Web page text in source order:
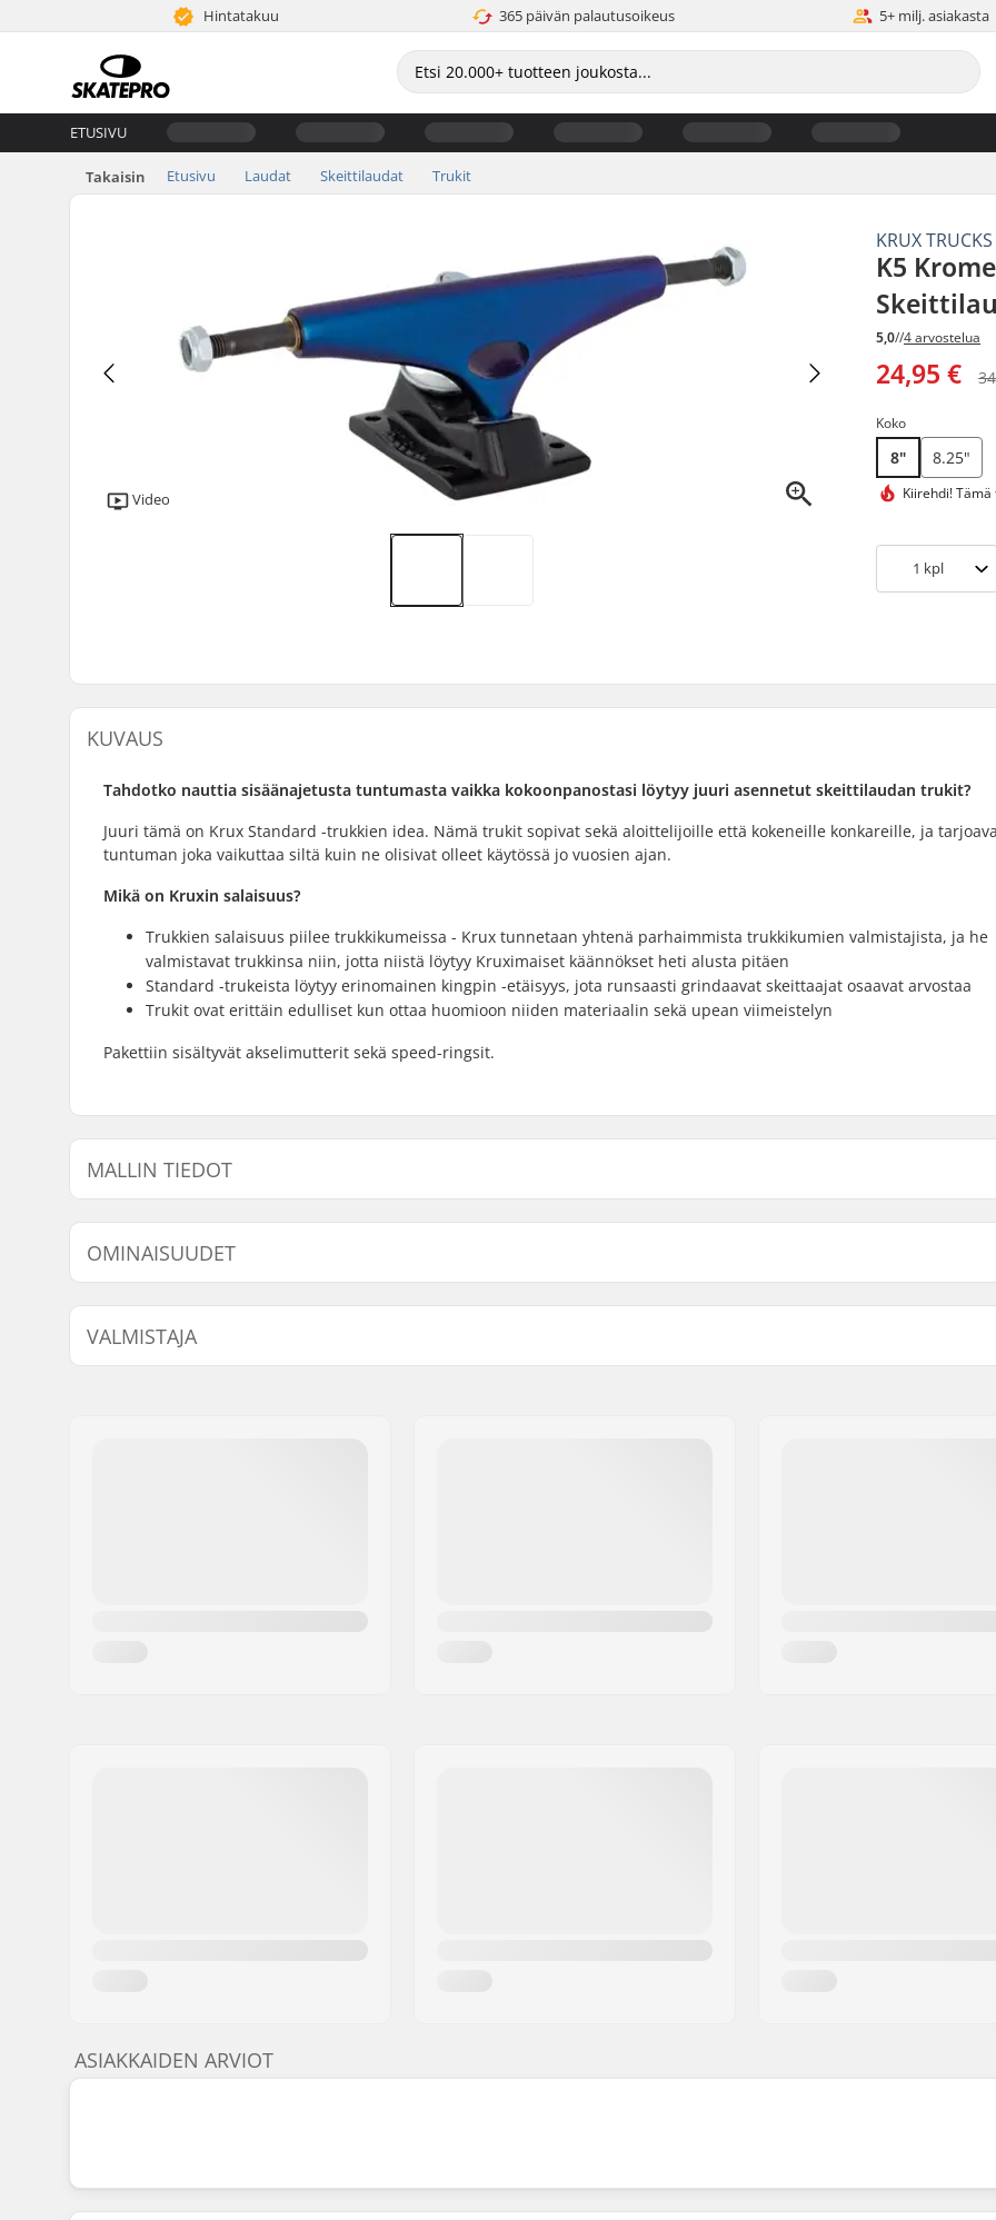
Hintatakuu 365 päivän palautusoikeus 5+ milj. asiakasta
ETUSIVU
Takaisin Etusivu Laudat Skeittilaudat Trukit
KRUX TRUCKS
K5
5,0//4 arvostelua
24,95 €
Video
Koko
8" 8.25"
Kiirehdi!
1 kpl
KUVAUS
Tahdotko nauttia sisäänajetusta tuntumasta vaikka kokoonpanostasi löytyy juuri asennetut skeittilaudan trukit?
Juuri tämä on Krux Standard -trukkien idea. Nämä trukit sopivat sekä aloittelijoille että kokeneille konkareille, ja
tuntuman joka vaikuttaa siltä kuin ne olisivat olleet käytössä jo vuosien ajan.
Mikä on Kruxin salaisuus?
Trukkien salaisuus piilee trukkikumeissa - Krux tunnetaan yhtenä parhaimmista trukkikumien valmistajista, ja he
valmistavat trukkinsa niin, jotta niistä löytyy Kruximaiset käännökset heti alusta pitäen
Standard -trukeista löytyy erinomainen kingpin -etäisyys, jota runsaasti grindaavat skeittaajat osaavat arvostaa
Trukit ovat erittäin edulliset kun ottaa huomioon niiden materiaalin sekä upean viimeistelyn
Pakettiin sisältyvät akselimutterit sekä speed-ringsit.
MALLIN TIEDOT
8" 339g
OMINAISUUDET
Kpl per paketti:
1
Trukkityyppi:
hangeri
Trukkikumi:
Trukin profiilin korkeus
VALMISTAJA
ASIAKKAIDEN ARVIOT